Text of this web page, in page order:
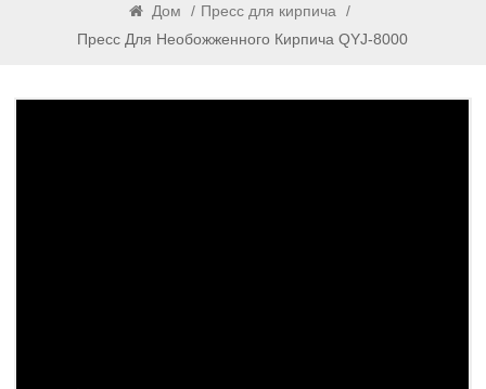
Дом / Пресс для кирпича
/
Пресс Для Необожженного Кирпича QYJ-8000